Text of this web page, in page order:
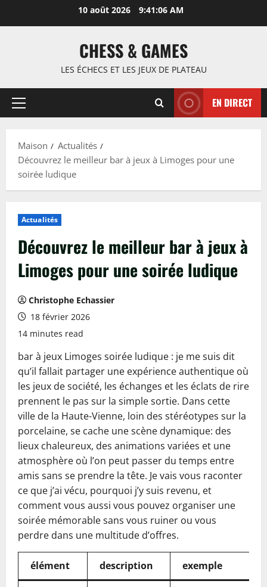
10 août 2026 9:41:07 AM
CHESS & GAMES
LES ÉCHECS ET LES JEUX DE PLATEAU
Menu
EN DIRECT
Maison
Actualités
Découvrez le meilleur bar à jeux à Limoges pour une
soirée ludique
Actualités
Découvrez le meilleur bar à jeux à
Limoges pour une soirée ludique
Christophe Echassier
18 février 2026
14 minutes read
bar à jeux Limoges soirée ludique : je me suis dit
qu’il fallait partager une expérience authentique où
les jeux de société, les échanges et les éclats de rire
prennent le pas sur la simple sortie. Dans cette
ville de la Haute-Vienne, loin des stéréotypes sur la
porcelaine, se cache une scène dynamique: des
lieux chaleureux, des animations variées et une
atmosphère où l’on peut passer du temps entre
amis sans se prendre la tête. Je vais vous raconter
ce que j’ai vécu, pourquoi j’y suis revenu, et
comment vous aussi vous pouvez organiser une
soirée mémorable sans vous ruiner ou vous
perdre dans une multitude d’offres.
élément description exemple